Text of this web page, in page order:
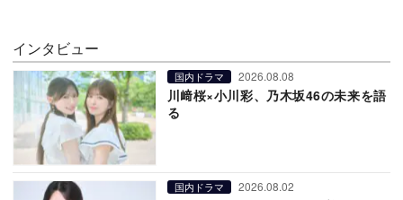
インタビュー
国内ドラマ 2026.08.08
川﨑桜×小川彩、乃木坂46の未来を語
る
国内ドラマ 2026.08.02